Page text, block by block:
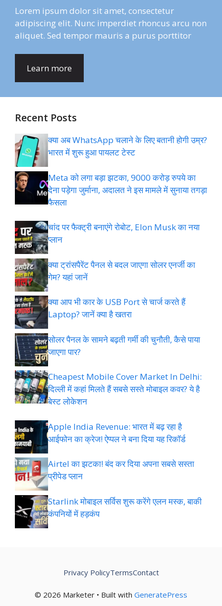
Lorem ipsum dolor sit amet, consectetur
adipiscing elit. Nunc imperdiet rhoncus arcu non
aliquet. Sed tempor mauris a purus porttitor
Learn more
Recent Posts
क्या अब WhatsApp चलाने के लिए बतानी होगी उम्र?
भारत में शुरू हुआ पायलट टेस्ट
Meta को लगा बड़ा झटका, 9000 करोड़ रुपये का
देना पड़ेगा जुर्माना, अदालत ने इस मामले में सुनाया तगड़ा
फैसला
चांद पर फैक्ट्री बनाएंगे रोबोट, Elon Musk का नया
प्लान
क्या ट्रांसपैरेंट पैनल से बदल जाएगा सोलर एनर्जी का
गेम? यहां जानें
क्या आप भी कार के USB Port से चार्ज करते हैं
Laptop? जानें क्या है खतरा
सोलर पैनल के सामने बढ़ती गर्मी की चुनौती, कैसे पाया
जाएगा पार?
Cheapest Mobile Cover Market In Delhi:
दिल्ली में कहां मिलते हैं सबसे सस्ते मोबाइल कवर? ये है
बेस्ट लोकेशन
Apple India Revenue: भारत में बढ़ रहा है
आईफोन का क्रेज! ऐप्पल ने बना दिया यह रिकॉर्ड
Airtel का झटका! बंद कर दिया अपना सबसे सस्ता
प्रीपेड प्लान
Starlink मोबाइल सर्विस शुरू करेंगे एलन मस्क, बाकी
कंपनियों में हड़कंप
© 2026 Marketer • Built with GeneratePress
Privacy PolicyTermsContact